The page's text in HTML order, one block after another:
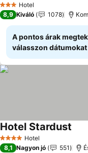
3 Kategória
Hotel
8,9 Kiváló 1078
A pontos árak
válasszon dátumokat
4 KategóriaHotel
Hotel Stardust
8,1 Nagyon jó 551